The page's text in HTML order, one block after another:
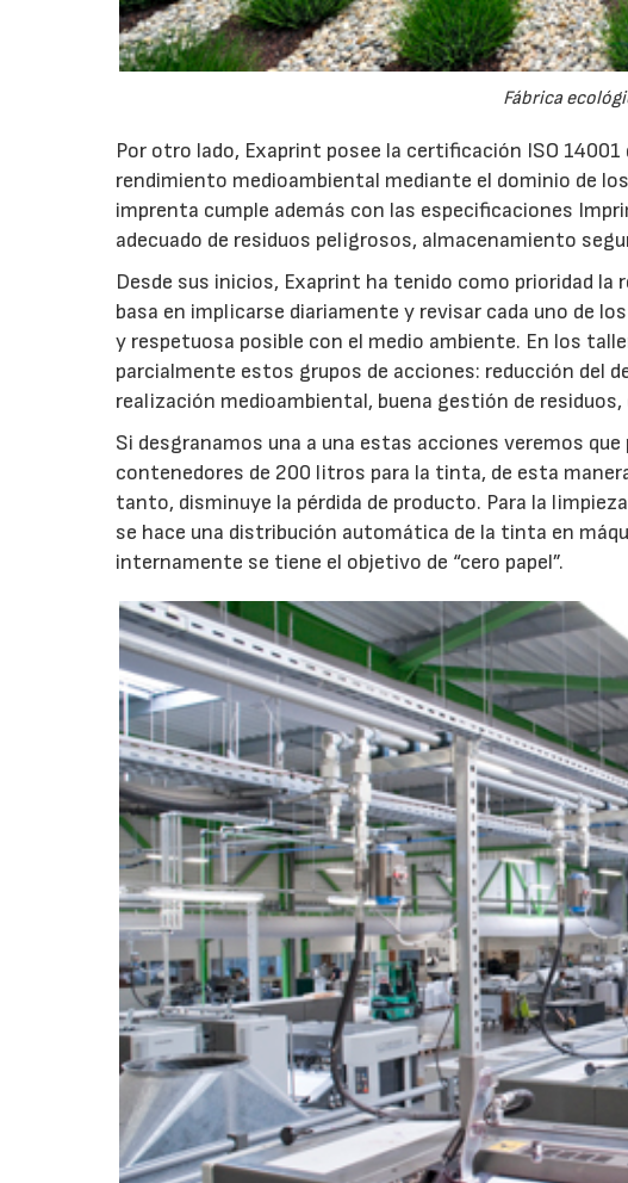
Fábrica
Por otro lado, Exaprint posee la certificación ISO
rendimiento medioambiental mediante el dominio de
imprenta cumple además con las especificaciones
adecuado de residuos peligrosos, almacenamiento
Desde sus inicios, Exaprint ha tenido como prioridad
basa en implicarse diariamente y revisar cada uno de
y respetuosa posible con el medio ambiente. En los
parcialmente estos grupos de acciones: reducción del
realización medioambiental, buena gestión de
Si desgranamos una a una estas acciones veremos
contenedores de 200 litros para la tinta, de esta
tanto, disminuye la pérdida de producto. Para la
se hace una distribución automática de la tinta en
internamente se tiene el objetivo de “cero papel”.